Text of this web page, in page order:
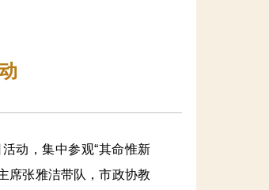
动，集中参观“其命惟新
席张雅洁带队，市政协教